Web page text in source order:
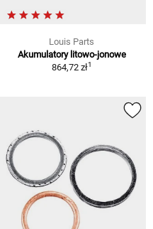
Louis Parts
Akumulatory litowo-jonowe
864,72 zł1